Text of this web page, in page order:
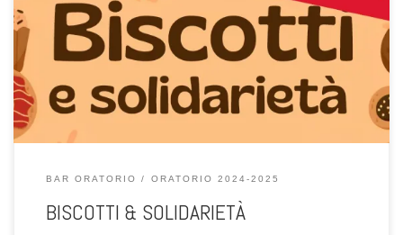
Cappelletti, missionario laico in Perù, nell'acquisto di materiale
scolastico per la Scuola a Tauca. Per questo, sotto la guida esperta,
di un pasticcere prepareremo ancora i biscotti andatii a ruba della
passata edizione ... leggi sotto il volantino e prenota!
BAR ORATORIO ORATORIO 2024-2025
BISCOTTI & SOLIDARIETÀ